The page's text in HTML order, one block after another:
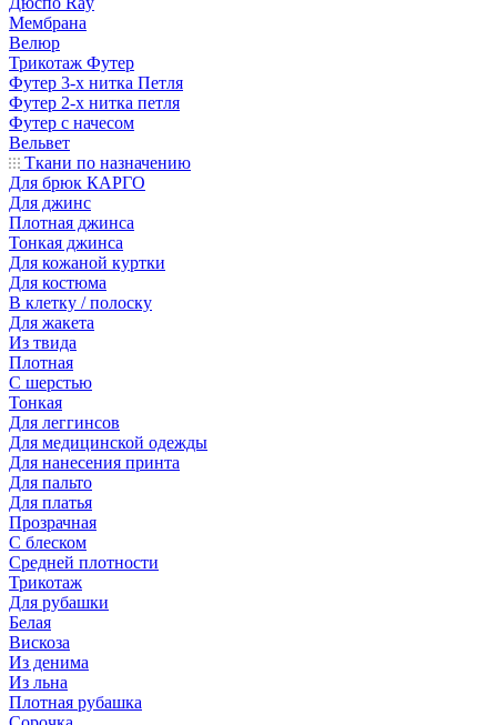
Мембрана
Велюр
Трикотаж Футер
Футер 3-х нитка Петля
Футер 2-х нитка петля
Футер с начесом
Вельвет
Ткани по назначению
Для брюк КАРГО
Для джинс
Плотная джинса
Тонкая джинса
Для кожаной куртки
Для костюма
В клетку / полоску
Для жакета
Из твида
Плотная
С шерстью
Тонкая
Для леггинсов
Для медицинской одежды
Для нанесения принта
Для пальто
Для платья
Прозрачная
С блеском
Средней плотности
Трикотаж
Для рубашки
Белая
Вискоза
Из денима
Из льна
Плотная рубашка